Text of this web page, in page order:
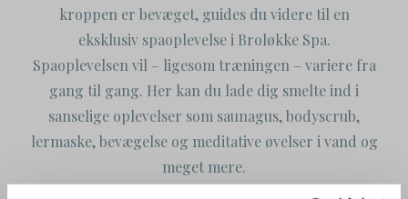
kroppen er bevæget, guides du videre til en
eksklusiv spaoplevelse i Broløkke Spa.
Spaoplevelsen vil – ligesom træningen – variere fra
gang til gang. Her kan du lade dig smelte ind i
sanselige oplevelser som saunagus, bodyscrub,
lermaske, bevægelse og meditative øvelser i vand og
meget mere.